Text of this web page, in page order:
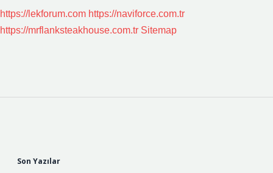
https://lekforum.com https://naviforce.com.tr
https://mrflanksteakhouse.com.tr Sitemap
Son Yazılar